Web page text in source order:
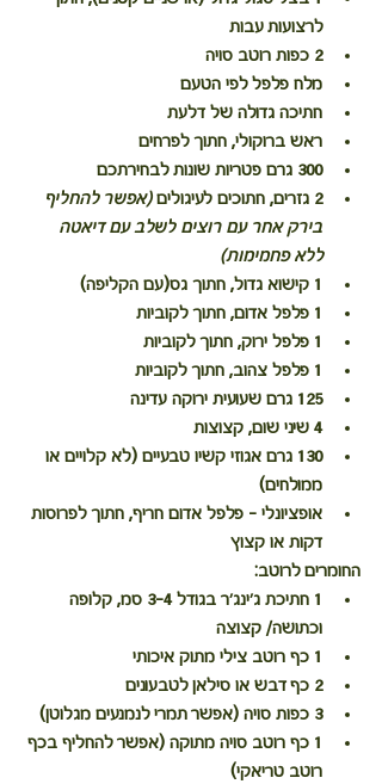
לרצועות עבות
2 כפות רוטב סויה
מלח פלפל לפי הטעם
חתיכה גדולה של דלעת
ראש ברוקולי, חתוך לפרחים
300 גרם פטריות שונות לבחירתכם
2 גזרים, חתוכים לעיגולים
(אפשר להחליף
בירק אחר עם רוצים לשלב עם דיאטה
ללא פחמימות)
1 קישוא גדול, חתוך גס(עם הקליפה)
1 פלפל אדום, חתוך לקוביות
1 פלפל ירוק, חתוך לקוביות
1 פלפל צהוב, חתוך לקוביות
125 גרם שעועית ירוקה עדינה
4 שיני שום, קצוצות
130 גרם אגוזי קשיו טבעיים (לא קלויים או
ממולחים)
אופציונלי - פלפל אדום חריף, חתוך לפרוסות
דקות או קצוץ
החומרים לרוטב:
1 חתיכת ג׳ינג׳ר בגודל 3-4 סמ, קלופה
וכתושה/ קצוצה
1 כף רוטב צילי מתוק איכותי
2 כף דבש או סילאן לטבעונים
3 כפות סויה (אפשר תמרי לנמנעים מגלוטן)
1 כף רוטב סויה מתוקה (אפשר להחליף בכף
רוטב טריאקי)